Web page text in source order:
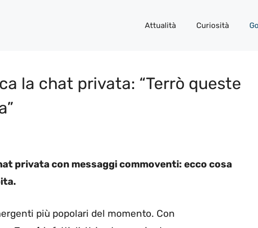
Attualità Curiosità
la chat privata: “Terrò queste
privata con messaggi commoventi: ecco cosa
più popolari del momento. Con